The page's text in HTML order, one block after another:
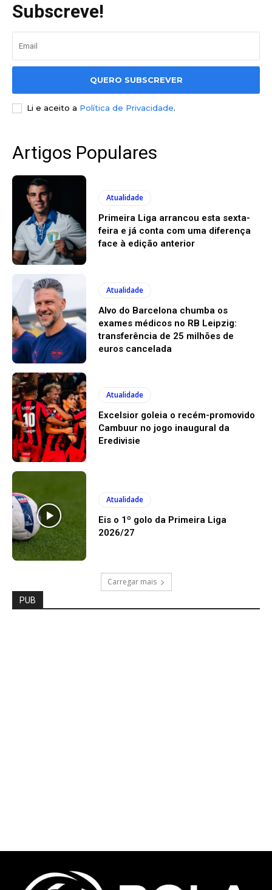
Subscreve!
QUERO SUBSCREVER
Li e aceito a Política de Privacidade.
Artigos Populares
Atualidade
Primeira Liga arrancou esta sexta-
feira e já conta com uma diferença
face à edição anterior
Atualidade
Alvo do Barcelona chumba os
exames médicos no RB Leipzig:
transferência de 25 milhões de
euros cancelada
Atualidade
Excelsior goleia o recém-promovido
Cambuur no jogo inaugural da
Eredivisie
Atualidade
Eis o 1º golo da Primeira Liga
2026/27
Carregar mais
PUB